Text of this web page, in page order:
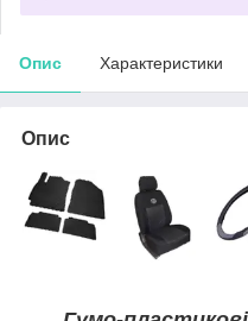
Опис Характеристики
Опис